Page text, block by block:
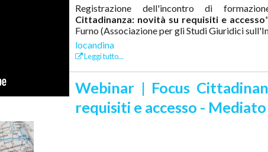
Registrazione dell'incontro di
Cittadinanza: novità su requisiti e accesso
Furno (Associazione per gli Studi Giuridici
locandina
Leggi tutto...
Webinar | Focus
requisiti e accesso -